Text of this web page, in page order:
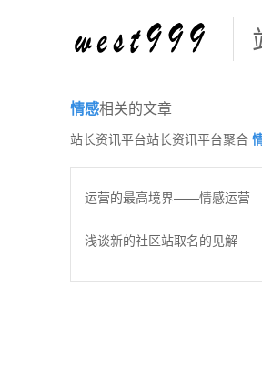
情感相关的文章
站长资讯平台站长资讯平台聚合
运营的最高境界——情感运营
浅谈新的社区站取名的见解